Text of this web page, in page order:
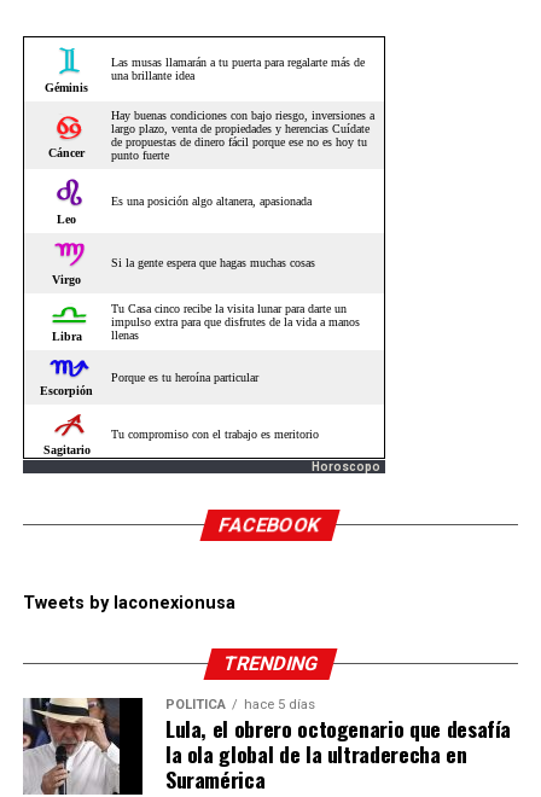
Horoscopo
FACEBOOK
Tweets by laconexionusa
TRENDING
POLÍTICA hace 5 días
Lula, el obrero octogenario que desafía
la ola global de la ultraderecha en
Suramérica